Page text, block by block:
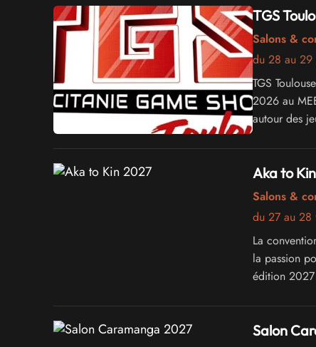
TGS
Salons &
du 28 au 29
TGS
2026 au
autour des
que de la
Aka to
Salons &
du 27 au 28
La
la passion
édition 2027
Salon